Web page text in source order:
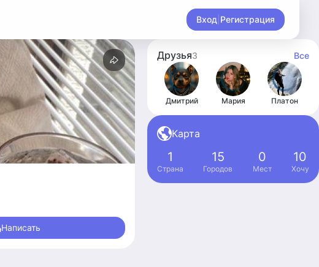
Вход Регистрация
Написать
Друзья3 Все
Дмитрий Мария Платон
Карта
1
Страна
15
Городов
0
Мест
10
Хочу